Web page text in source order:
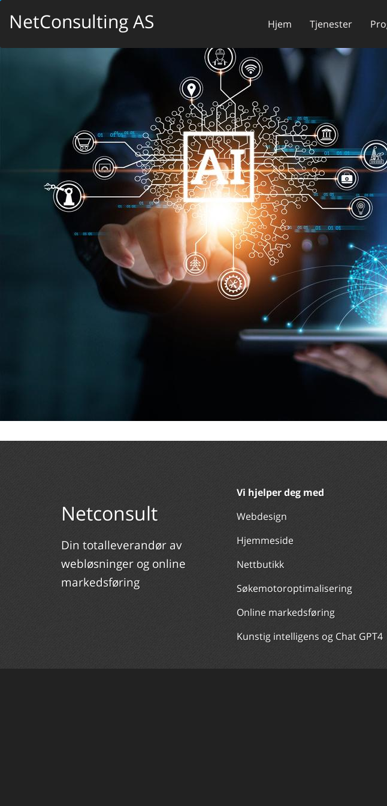
NetConsulting AS Hjem Tjenester
Netconsult
Din totalleverandør av
webløsninger og online
markedsføring
Vi hjelper deg med
Webdesign
Hjemmeside
Nettbutikk
Søkemotoroptimalisering
Online markedsføring
Kunstig intelligens og Chat GPT4